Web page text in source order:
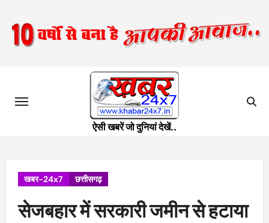
content
ऐसी खबरें जो दुनियां देखें..
खबर-24x7 छत्तीसगढ़
सेजबहार में सरकारी जमीन से हटाया